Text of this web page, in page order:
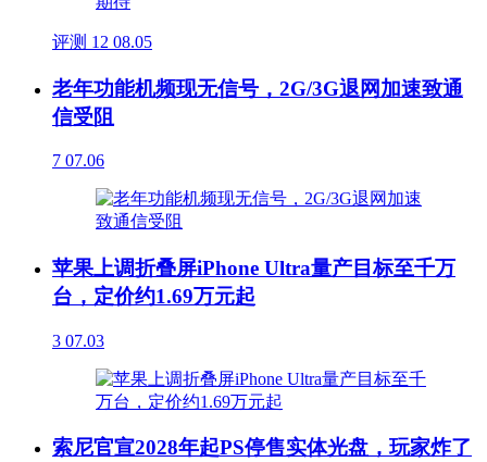
评测 12 08.05
老年功能机频现无信号，2G/3G退网加速致通
信受阻
7 07.06
苹果上调折叠屏iPhone Ultra量产目标至千万
台，定价约1.69万元起
3 07.03
索尼官宣2028年起PS停售实体光盘，玩家炸了